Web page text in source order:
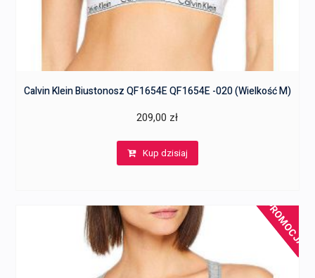
Calvin Klein Biustonosz QF1654E QF1654E -020 (Wielkość M)
209,00 zł
Kup dzisiaj
PROMOCJA!